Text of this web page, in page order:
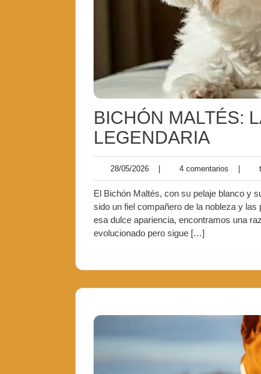
BICHÓN MALTÉS:
LEGENDARIA
28/05/2026 4 comentarios
El Bichón Maltés, con su pelaje blanco y
sido un fiel compañero de la nobleza y
esa dulce apariencia, encontramos una
evolucionado pero sigue […]